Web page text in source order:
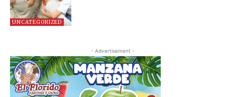
UNCATEGORIZED
- Advertisement -